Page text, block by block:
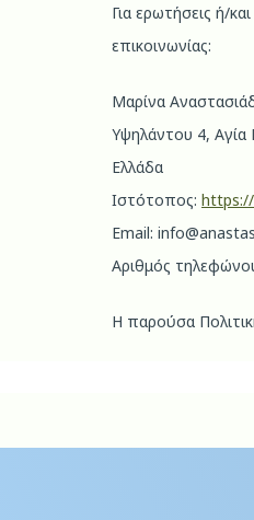
Για ερωτήσεις ή/
επικοινωνίας:
Μαρίνα
Υψηλάντου 4, Αγία
Ελλάδα
Ιστότοπος:
Email:
Αριθμός
Η παρούσα